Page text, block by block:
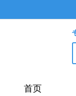
首页